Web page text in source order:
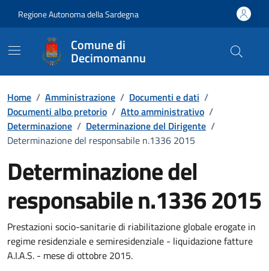
Regione Autonoma della Sardegna
Comune di
Decimomannu
Home / Amministrazione / Documenti e dati /
Documenti albo pretorio / Atto amministrativo /
Determinazione / Determinazione del Dirigente /
Determinazione del responsabile n.1336 2015
Determinazione del
responsabile n.1336 2015
Dettaglio del documento
Prestazioni socio-sanitarie di riabilitazione globale erogate in
regime residenziale e semiresidenziale - liquidazione fatture
A.I.A.S. - mese di ottobre 2015.